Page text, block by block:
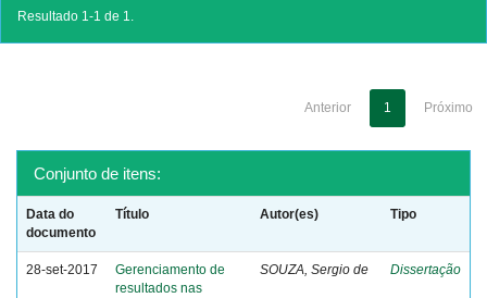
Resultado 1-1 de 1.
Anterior 1 Próximo
Conjunto de itens:
Data do
documento
Título Autor(es) Tipo
28-set-2017
Gerenciamento de
resultados nas
SOUZA, Sergio de Dissertação